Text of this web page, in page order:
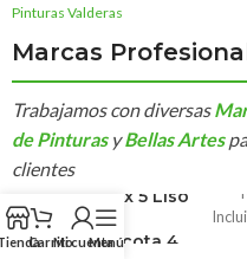
Pinturas Valderas
Marcas
Trabajamos con diversas
de Pinturas yBellas Artes
clientes
CarritoMi cuenta
Menú
Petrex 5 Liso
Jafep
Terracota 4